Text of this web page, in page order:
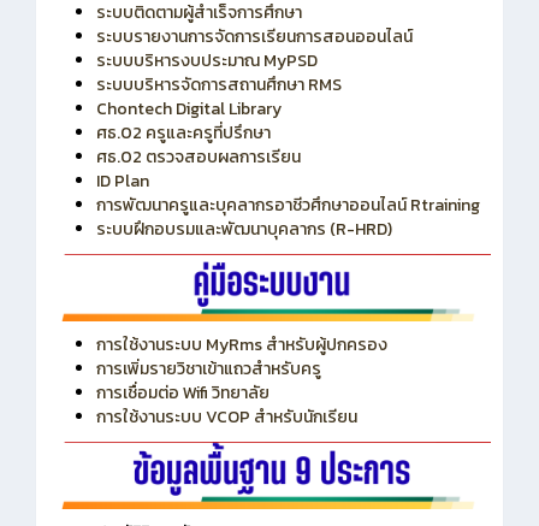
ระบบติดตามผู้สำเร็จการศึกษา
ระบบรายงานการจัดการเรียนการสอนออนไลน์
ระบบบริหารงบประมาณ MyPSD
ระบบบริหารจัดการสถานศึกษา RMS
Chontech Digital Library
ศธ.02 ครูและครูที่ปรึกษา
ศธ.02 ตรวจสอบผลการเรียน
ID Plan
การพัฒนาครูและบุคลากรอาชีวศึกษาออนไลน์ Rtraining
ระบบฝึกอบรมและพัฒนาบุคลากร (R-HRD)
การใช้งานระบบ MyRms สำหรับผู้ปกครอง
การเพิ่มรายวิชาเข้าแถวสำหรับครู
การเชื่อมต่อ Wifi วิทยาลัย
การใช้งานระบบ VCOP สำหรับนักเรียน